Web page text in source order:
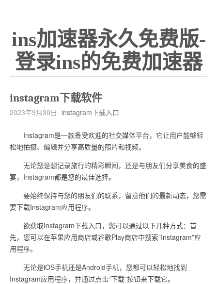
ins加速器永久免费版-
登录ins的免费加速器
instagram下载软件
2023年9月30日 lnstagram下载入口
Instagram是一款备受欢迎的社交媒体平台，它让用户能够轻
松地拍摄、编辑并分享高质量的照片和视频。
无论您是想记录旅行的精彩瞬间，还是与朋友们分享美食的盛
宴，Instagram都是您的最佳选择。
要始终保持与您的朋友们的联系，留意他们的最新动态，您需
要下载Instagram应用程序。
欲获取Instagram下载入口，您可以通过以下几种方式：首
先，您可以在苹果应用商店或谷歌Play商店中搜索”Instagram”应
用程序。
无论是iOS手机还是Android手机，您都可以轻松地找到
Instagram应用程序，并通过点击“下载”按钮来下载它。